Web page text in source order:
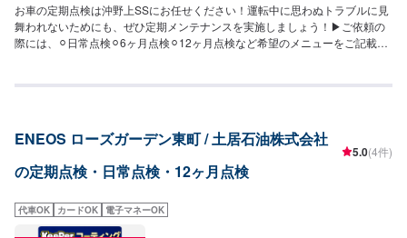
お車の定期点検は沖野上SSにお任せください！運転中に思わぬトラブルに見
舞われないためにも、ぜひ定期メンテナンスを実施しましょう！▶︎ご依頼の
際には、⚪︎日常点検⚪︎6ヶ月点検⚪︎12ヶ月点検など希望のメニューをご記載く
備考欄に不調の内容を記載いただけますと幸いです。※不具合箇所の部品代・
ENEOS ローズガーデン東町 / 土居石油株式会社
の定期点検・日常点検・12ヶ月点検
5.0(4件)
代車OK カードOK 電子マネーOK